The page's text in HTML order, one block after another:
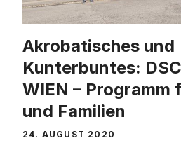
Akrobatisches und
Kunterbuntes:
WIEN – Programm
und Familien
24. AUGUST 2020